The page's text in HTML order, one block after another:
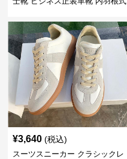
¥3,640 (税込)
スーツスニーカー クラシックレ